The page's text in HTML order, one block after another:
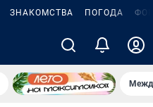
ЗНАКОМСТВА ПОГОДА